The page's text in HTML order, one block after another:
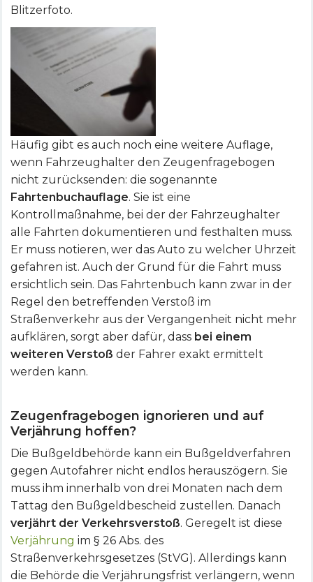
Blitzerfoto.
Häufig gibt es auch noch eine weitere Auflage,
wenn Fahrzeughalter den Zeugenfragebogen
nicht zurücksenden: die sogenannte
Fahrtenbuchauflage. Sie ist eine
Kontrollmaßnahme, bei der der Fahrzeughalter
alle Fahrten dokumentieren und festhalten muss.
Er muss notieren, wer das Auto zu welcher Uhrzeit
gefahren ist. Auch der Grund für die Fahrt muss
ersichtlich sein. Das Fahrtenbuch kann zwar in der
Regel den betreffenden Verstoß im
Straßenverkehr aus der Vergangenheit nicht mehr
aufklären, sorgt aber dafür, dass bei einem
weiteren Verstoß der Fahrer exakt ermittelt
werden kann.
Zeugenfragebogen ignorieren und auf
Verjährung hoffen?
Die Bußgeldbehörde kann ein Bußgeldverfahren
gegen Autofahrer nicht endlos herauszögern. Sie
muss ihm innerhalb von drei Monaten nach dem
Tattag den Bußgeldbescheid zustellen. Danach
verjährt der Verkehrsverstoß. Geregelt ist diese
Verjährung im § 26 Abs. des
Straßenverkehrsgesetzes (StVG). Allerdings kann
die Behörde die Verjährungsfrist verlängern, wenn